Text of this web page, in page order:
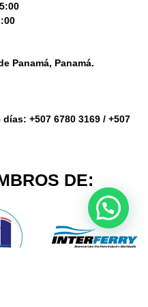
Panamá, Panamá.
+507 6780 3169 / +507
DE: